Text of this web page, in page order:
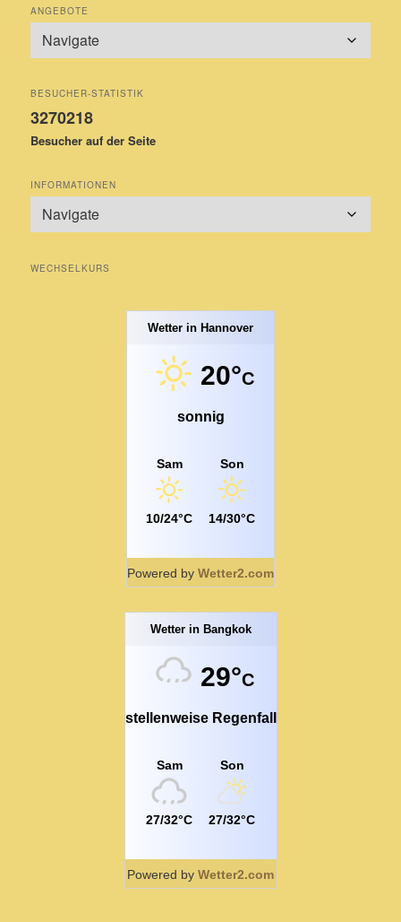
ANGEBOTE
BESUCHER-STATISTIK
3270218
Besucher auf der Seite
INFORMATIONEN
WECHSELKURS
Wetter in Hannover
20°C
sonnig
Sam
10/24°C
Son
14/30°C
Powered by Wetter2.com
Wetter in Bangkok
29°C
stellenweise Regenfall
Sam
27/32°C
Son
27/32°C
Powered by Wetter2.com